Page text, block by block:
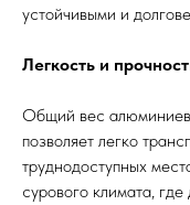
устойчивыми и
Легкость и
Общий вес
позволяет легко
труднодоступных
сурового климата,